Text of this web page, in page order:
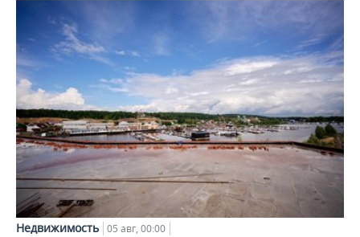
Недвижимость 05 авг, 00:00